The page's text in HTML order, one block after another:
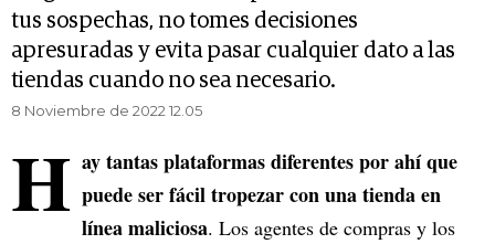
tus sospechas, no tomes decisiones
apresuradas y evita pasar cualquier dato a las
tiendas cuando no sea necesario.
8 Noviembre de 2022 12.05
H ay tantas plataformas diferentes por ahí que
puede ser fácil tropezar con una tienda en
línea maliciosa. Los agentes de compras y los